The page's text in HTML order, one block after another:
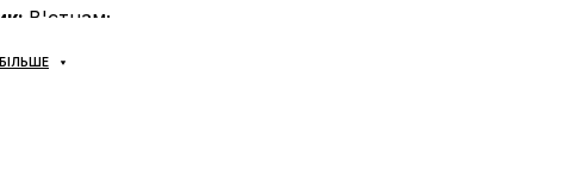
В'єтнам;